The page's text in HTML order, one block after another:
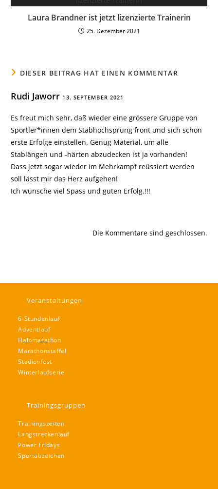
Laura Brandner ist jetzt lizenzierte Trainerin
25. Dezember 2021
DIESER BEITRAG HAT EINEN KOMMENTAR
Rudi Jaworr 13. SEPTEMBER 2021
Es freut mich sehr, daß wieder eine grössere Gruppe von
Sportler*innen dem Stabhochsprung frönt und sich schon
erste Erfolge einstellen. Genug Material, um alle
Stablängen und -härten abzudecken ist ja vorhanden!
Dass jetzt sogar wieder im Mehrkampf reüssiert werden
soll lässt mir das Herz aufgehen!
Ich wünsche viel Spass und guten Erfolg.!!!
Die Kommentare sind geschlossen.
Veranstaltungen
6-Stundenlauf
Adventlauf
Halbmarathon
Marathonstaffel
Stadionfest
Winterlaufserie
Trainingsgruppen
Trainingszeiten
Langstreckenlauf
Power Fridays
Sportabzeichen